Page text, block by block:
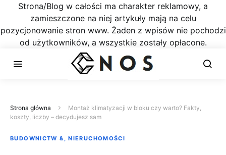
Strona/Blog w całości ma charakter reklamowy, a
zamieszczone na niej artykuły mają na celu
pozycjonowanie stron www. Żaden z wpisów nie pochodzi
od użytkowników, a wszystkie zostały opłacone.
Strona główna
Montaż klimatyzacji w bloku czy warto? Fakty,
koszty, liczby – decydujesz sam
BUDOWNICTW &, NIERUCHOMOŚCI